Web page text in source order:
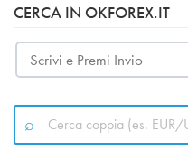
CERCA IN OKFOREX.IT